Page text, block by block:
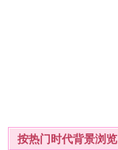
按热门时代背景浏览